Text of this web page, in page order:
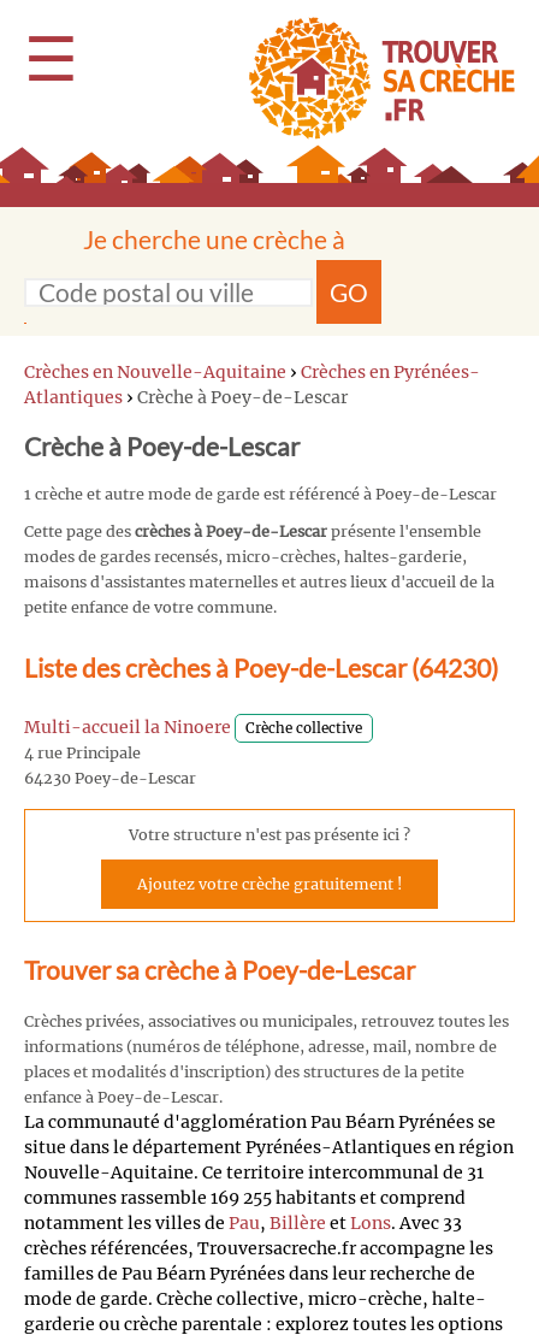
☰
Je cherche une crèche à
GO
Crèches en Nouvelle-Aquitaine › Crèches en Pyrénées-
Atlantiques › Crèche à Poey-de-Lescar
Crèche à Poey-de-Lescar
1 crèche et autre mode de garde est référencé à Poey-de-Lescar
Cette page des crèches à Poey-de-Lescar présente l'ensemble
modes de gardes recensés, micro-crèches, haltes-garderie,
maisons d'assistantes maternelles et autres lieux d'accueil de la
petite enfance de votre commune.
Liste des crèches à Poey-de-Lescar (64230)
Multi-accueil la Ninoere Crèche collective
4 rue Principale
64230 Poey-de-Lescar
Votre structure n'est pas présente ici ?
Ajoutez votre crèche gratuitement !
Trouver sa crèche à Poey-de-Lescar
Crèches privées, associatives ou municipales, retrouvez toutes les
informations (numéros de téléphone, adresse, mail, nombre de
places et modalités d'inscription) des structures de la petite
enfance à Poey-de-Lescar.
La communauté d'agglomération Pau Béarn Pyrénées se
situe dans le département Pyrénées-Atlantiques en région
Nouvelle-Aquitaine. Ce territoire intercommunal de 31
communes rassemble 169 255 habitants et comprend
notamment les villes de Pau, Billère etLons. Avec 33
crèches référencées, Trouversacreche.fr accompagne les
familles de Pau Béarn Pyrénées dans leur recherche de
mode de garde. Crèche collective, micro-crèche, halte-
garderie ou crèche parentale : explorez toutes les options